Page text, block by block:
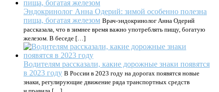
Эндокринолог Анна Одерий: зимой особенно полезна
пища, богатая железом Врач-эндокринолог Анна Одерий
рассказала, что в зимнее время важно употреблять пищу, богатую
железом. В беседе […]
Водителям рассказали, какие дорожные знаки появятся
в 2023 году В России в 2023 году на дорогах появятся новые
знаки, регулирующие движение ряда транспортных средств